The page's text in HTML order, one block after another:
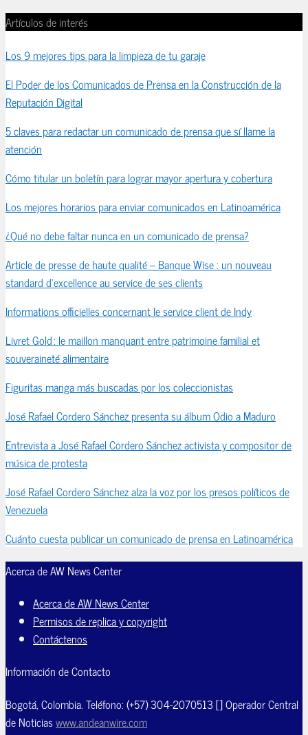
Artículos de interés
Los 9 mejores tips para la limpieza de tu garaje
El Poder de los Comunicados de Prensa en la Construcción de la
Reputación Digital
5 claves para redactar un comunicado de prensa que sí llame la
atención
Cómo titular un boletín para lograr mayor apertura y cobertura
Los mejores horarios para enviar comunicados en Latinoamérica
¿Qué no debe faltar nunca en un comunicado de prensa?
Article de presse de haute qualité – Banque Wise : un nouveau
standard d’excellence au service de ses clients
Informations officielles concernant le service client de Indy
Livret Gold : le maillon manquant entre patrimoine familial et
souveraineté alimentaire
Figuritas manga más buscadas por los coleccionistas
José Rafael Cordero Sánchez presenta su álbum Odio a Maduro
Entrevista a José Rafael Cordero Sánchez activista y compositor de
música de protesta
José Rafael Cordero Sánchez alza la voz por los presos políticos de
Venezuela
Cuánto cuesta publicar un comunicado de prensa en Latinoamérica
Acerca de AW News Center
Acerca de AW News Center
Permisos de replica y copyright
Contáctenos
Información de Contacto
Bogotá, Colombia. Teléfono: (+57) 304-2070513 [] Operador Central
de Noticiaswww.andeanwire.com